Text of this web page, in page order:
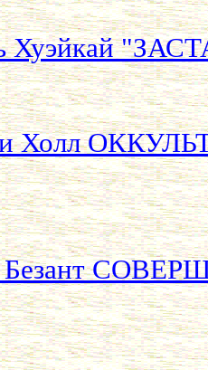
Хуэйкай
Холл